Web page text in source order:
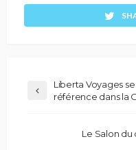
Liberta Voyages
référence dans la
Le Salon